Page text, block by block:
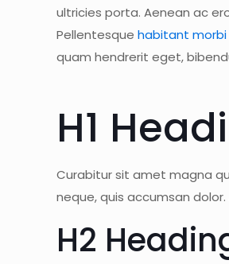
ultricies porta. Aenean ac
Pellentesquehabitant morbi
quam hendrerit eget,
H1
Curabitur sit amet magna
neque, quis accumsan
H2